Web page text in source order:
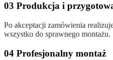
03 Produkcja i
Po akceptacji zamówienia
wszystko do sprawnego montażu.
04 Profesjonalny montaż